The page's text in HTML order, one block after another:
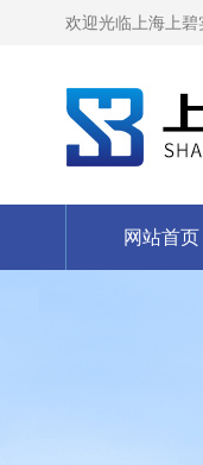
欢迎光临上海上碧
网站首页